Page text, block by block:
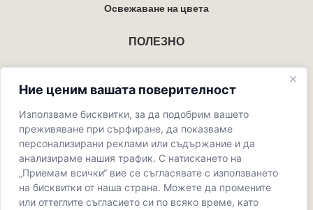
Ние ценим вашата поверителност
Използваме бисквитки, за да подобрим вашето
преживяване при сърфиране, да показваме
персонализирани реклами или съдържание и да
анализираме нашия трафик. С натискането на
„Приемам всички“ вие се съгласявате с използването
на бисквитки от наша страна. Можете да промените
или оттеглите съгласието си по всяко време, като
Освежаване на цвета
ПОЛЕЗНО
Блог
Карта на уебсайта
Контакти
Условия за ползване
Политика за връщане